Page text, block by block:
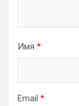
Имя *
Email *